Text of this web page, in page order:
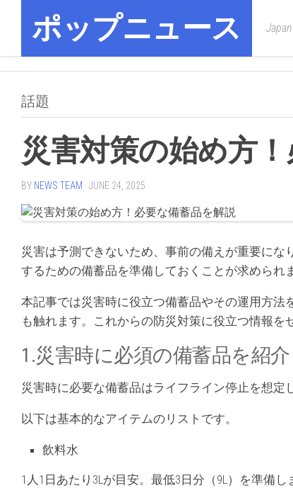
contentポップニュース
話題
災害対策の始め方
BY NEWS TEAM · JUNE 24, 2025
災害は予測できないため、事前の備えが重要に
するための備蓄品を準備しておくことが求められ
本記事では災害時に役立つ備蓄品やその運用方法
も触れます。これからの防災対策に役立つ情報を
1.災害時に必須の備蓄品を紹介
災害時に必要な備蓄品はライフライン停止を想定
以下は基本的なアイテムのリストです。
飲料水
1人1日あたり3Lが目安。最低3日分（9L）を準備し